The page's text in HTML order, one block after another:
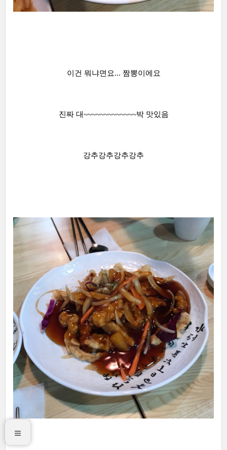
이건 뭐냐면요... 짬뽕이에요
진짜 대~~~~~~~~~~~~~박 맛있음
강추강추강추강추